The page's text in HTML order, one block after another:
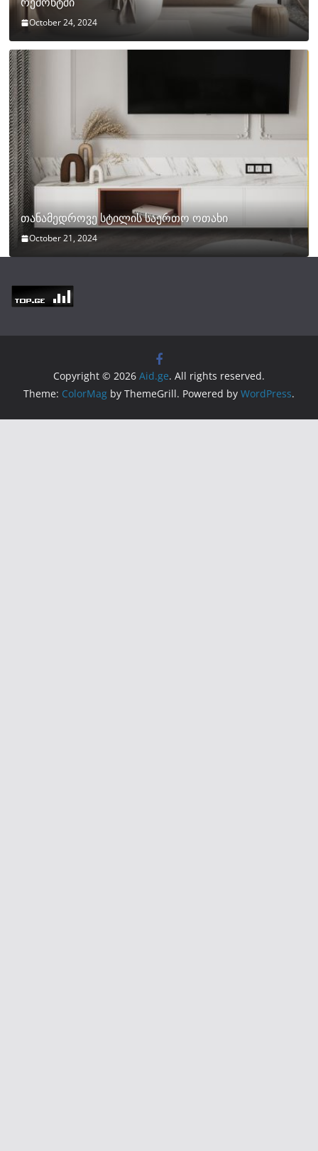
October 24, 2024
თანამედროვე სტილის საერთო ოთახი
October 21, 2024
Copyright © 2026 Aid.ge. All rights reserved.
Theme: ColorMag by ThemeGrill. Powered by WordPress.